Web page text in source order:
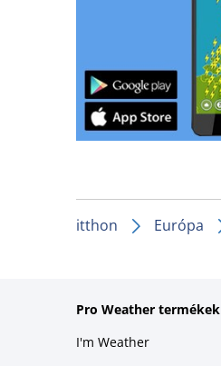
itthon Európa
Pro Weather termékek
I'm Weather